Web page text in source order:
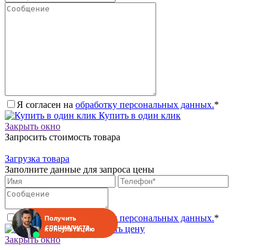
Я согласен на обработку персональных данных.*
Купить в один клик
Закрыть окно
Запросить стоимость товара
Загрузка товара
Заполните данные для запроса цены
Я согласен наобработку персональных данных.*
Запросить цену
Закрыть окно
Получить
консультацию
специалиста